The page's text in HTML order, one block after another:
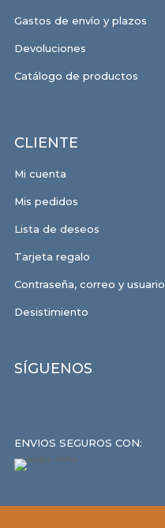
Gastos de envío y plazos
Devoluciones
Catálogo de productos
CLIENTE
Mi cuenta
Mis pedidos
Lista de deseos
Tarjeta regalo
Contraseña, correo y usuario
Desistimiento
SÍGUENOS
ENVIOS SEGUROS CON: